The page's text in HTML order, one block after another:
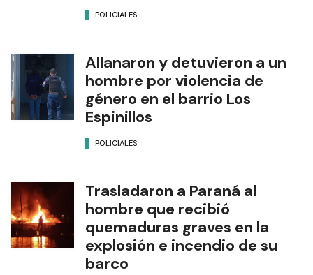
POLICIALES
Allanaron y detuvieron a un
hombre por violencia de
género en el barrio Los
Espinillos
POLICIALES
Trasladaron a Paraná al
hombre que recibió
quemaduras graves en la
explosión e incendio de su
barco